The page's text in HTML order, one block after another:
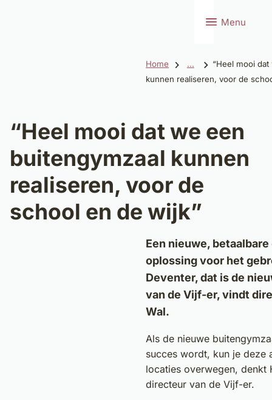
Menu
Home ...
“Heel mooi
kunnen realiseren, voor de
“Heel mooi dat we een
buitengymzaal kunnen
realiseren, voor de
school en de wijk”
Een nieuwe,
oplossing voor het
Deventer, dat is de
van de Vijf-er, vindt
Wal.
Als de nieuwe
succes wordt, kun je deze
locaties overwegen, denkt
directeur van de Vijf-er.